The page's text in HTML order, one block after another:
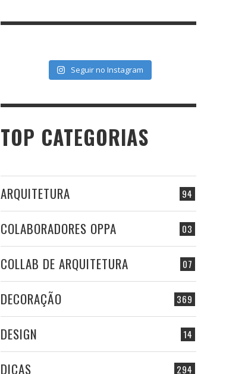
Seguir no Instagram
TOP CATEGORIAS
94
ARQUITETURA
03
COLABORADORES OPPA
07
COLLAB DE ARQUITETURA
369
DECORAÇÃO
14
DESIGN
294
DICAS